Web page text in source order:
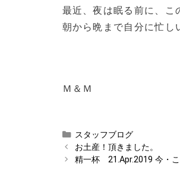
最近、夜は眠る前に、こ
朝から晩まで自分に忙し
Ｍ＆Ｍ
カ
テ
ゴ
スタッフブログ
お土産！頂きました。
精一杯 21.Apr.2019 今・こ